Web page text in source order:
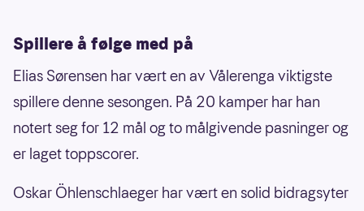
Spillere å følge med på
Elias Sørensen har vært en av Vålerenga viktigste
spillere denne sesongen. På 20 kamper har han
notert seg for 12 mål og to målgivende pasninger og
er laget toppscorer.
Oskar Öhlenschlaeger har vært en solid bidragsyter